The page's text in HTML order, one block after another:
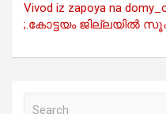
Vivod iz zapoya na
;.കോട്ടയം ജില്ലയിൽ